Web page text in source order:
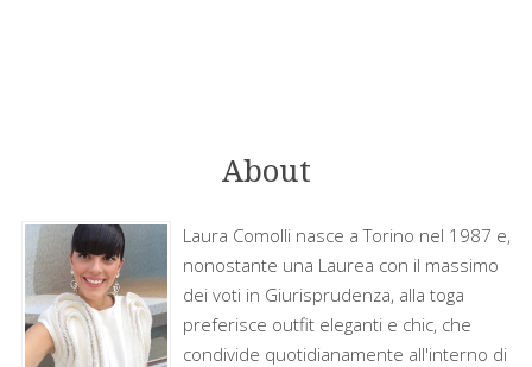
About
Laura Comolli nasce a Torino nel 1987 e,
nonostante una Laurea con il massimo
dei voti in Giurisprudenza, alla toga
preferisce outfit eleganti e chic, che
condivide quotidianamente all'interno di